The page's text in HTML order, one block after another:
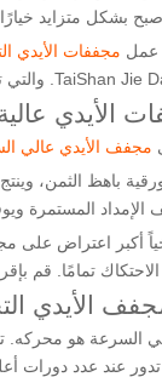
بشكل متزايد
عمل مجففات الأيدي
الأيدي
مجفف الأيدي عالي
باهظ الثمن،
المستمرة
الأيدي
هو محركه.
تدور عند عدد دورات